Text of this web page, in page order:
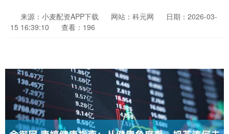
来源：小麦配资APP下载 网站：科元网
日期：2026-03-
15 16:39:10
查看：196